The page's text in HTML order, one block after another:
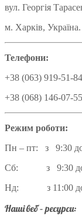
вул. Георгія
м. Харків, Україна.
Телефони:
+38 (063) 919-51-84
+38 (068) 146-07-55
Режим роботи:
Пн – пт: з 9:30
Сб: з 9:30 до
Нд: з 11:00 до
Наші веб – ресурси: